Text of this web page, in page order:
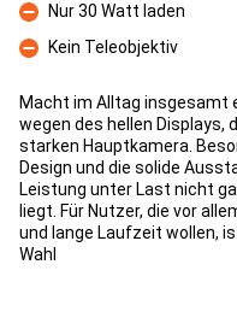
Minpunt
Nur 30 Watt laden
Minpunt
Kein Teleobjektiv
Macht im Alltag insgesamt
wegen des hellen Displays,
starken Hauptkamera.
Design und die solide
Leistung unter Last nicht
liegt. Für Nutzer, die vor
und lange Laufzeit wollen,
Wahl